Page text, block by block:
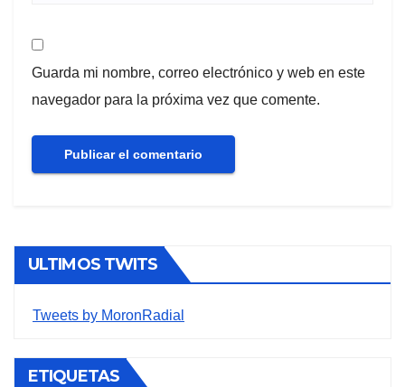
Guarda mi nombre, correo electrónico y web en este
navegador para la próxima vez que comente.
ULTIMOS TWITS
Tweets by MoronRadial
ETIQUETAS